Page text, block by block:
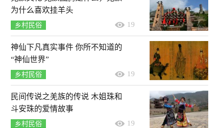
为什么喜欢挂羊头
乡村民俗 19
神仙下凡真实事件 你所不知道的
“神仙世界”
乡村民俗 19
民间传说之羌族的传说 木姐珠和
斗安珠的爱情故事
乡村民俗 19